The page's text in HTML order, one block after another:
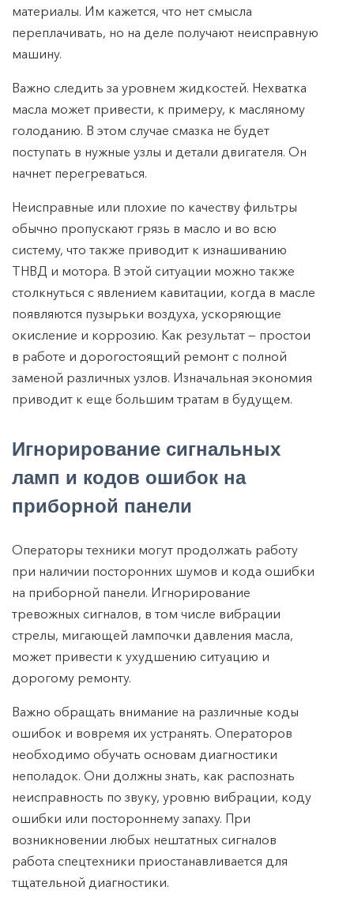
материалы. Им кажется, что нет смысла
переплачивать, но на деле получают неисправную
машину.
Важно следить за уровнем жидкостей. Нехватка
масла может привести, к примеру, к масляному
голоданию. В этом случае смазка не будет
поступать в нужные узлы и детали двигателя. Он
начнет перегреваться.
Неисправные или плохие по качеству фильтры
обычно пропускают грязь в масло и во всю
систему, что также приводит к изнашиванию
ТНВД и мотора. В этой ситуации можно также
столкнуться с явлением кавитации, когда в масле
появляются пузырьки воздуха, ускоряющие
окисление и коррозию. Как результат — простои
в работе и дорогостоящий ремонт с полной
заменой различных узлов. Изначальная экономия
приводит к еще большим тратам в будущем.
Игнорирование сигнальных
ламп и кодов ошибок на
приборной панели
Операторы техники могут продолжать работу
при наличии посторонних шумов и кода ошибки
на приборной панели. Игнорирование
тревожных сигналов, в том числе вибрации
стрелы, мигающей лампочки давления масла,
может привести к ухудшению ситуацию и
дорогому ремонту.
Важно обращать внимание на различные коды
ошибок и вовремя их устранять. Операторов
необходимо обучать основам диагностики
неполадок. Они должны знать, как распознать
неисправность по звуку, уровню вибрации, коду
ошибки или постороннему запаху. При
возникновении любых нештатных сигналов
работа спецтехники приостанавливается для
тщательной диагностики.